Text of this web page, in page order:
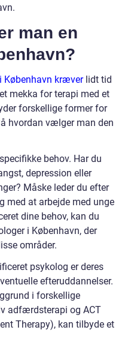
man en
København kræverlidt tid
mekka for terapi med et
forskellige former for
hvordan vælger man den
behov. Har du
depression eller
Måske leder du efter
med at arbejde med unge
dine behov, kan du
i København, der
områder.
psykolog er deres
efteruddannelser.
i forskellige
adfærdsterapi og ACT
Therapy), kan tilbyde et